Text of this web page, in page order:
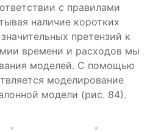
с правилами
наличие коротких
претензий к
времени и расходов мы
моделей. С помощью
моделирование
модели (рис. 84).